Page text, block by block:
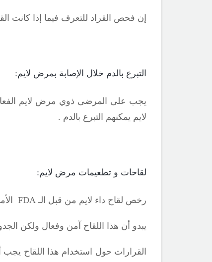
إن فحص القراد للتعرف فيما إذا كانت
التبرع بالدم خلال الإصابة بمرض لايم:
يجب على المرضى ذوي مرض لايم الفعال
لايم يمكنهم التبرع بالدم .
لقاحات و تطعيمات مرض لايم:
رخص لقاح داء لايم من قبل الـ FDA
يبدو أن هذا اللقاح آمن وفعال ولكن
القرارات حول استخدام هذا اللقاح